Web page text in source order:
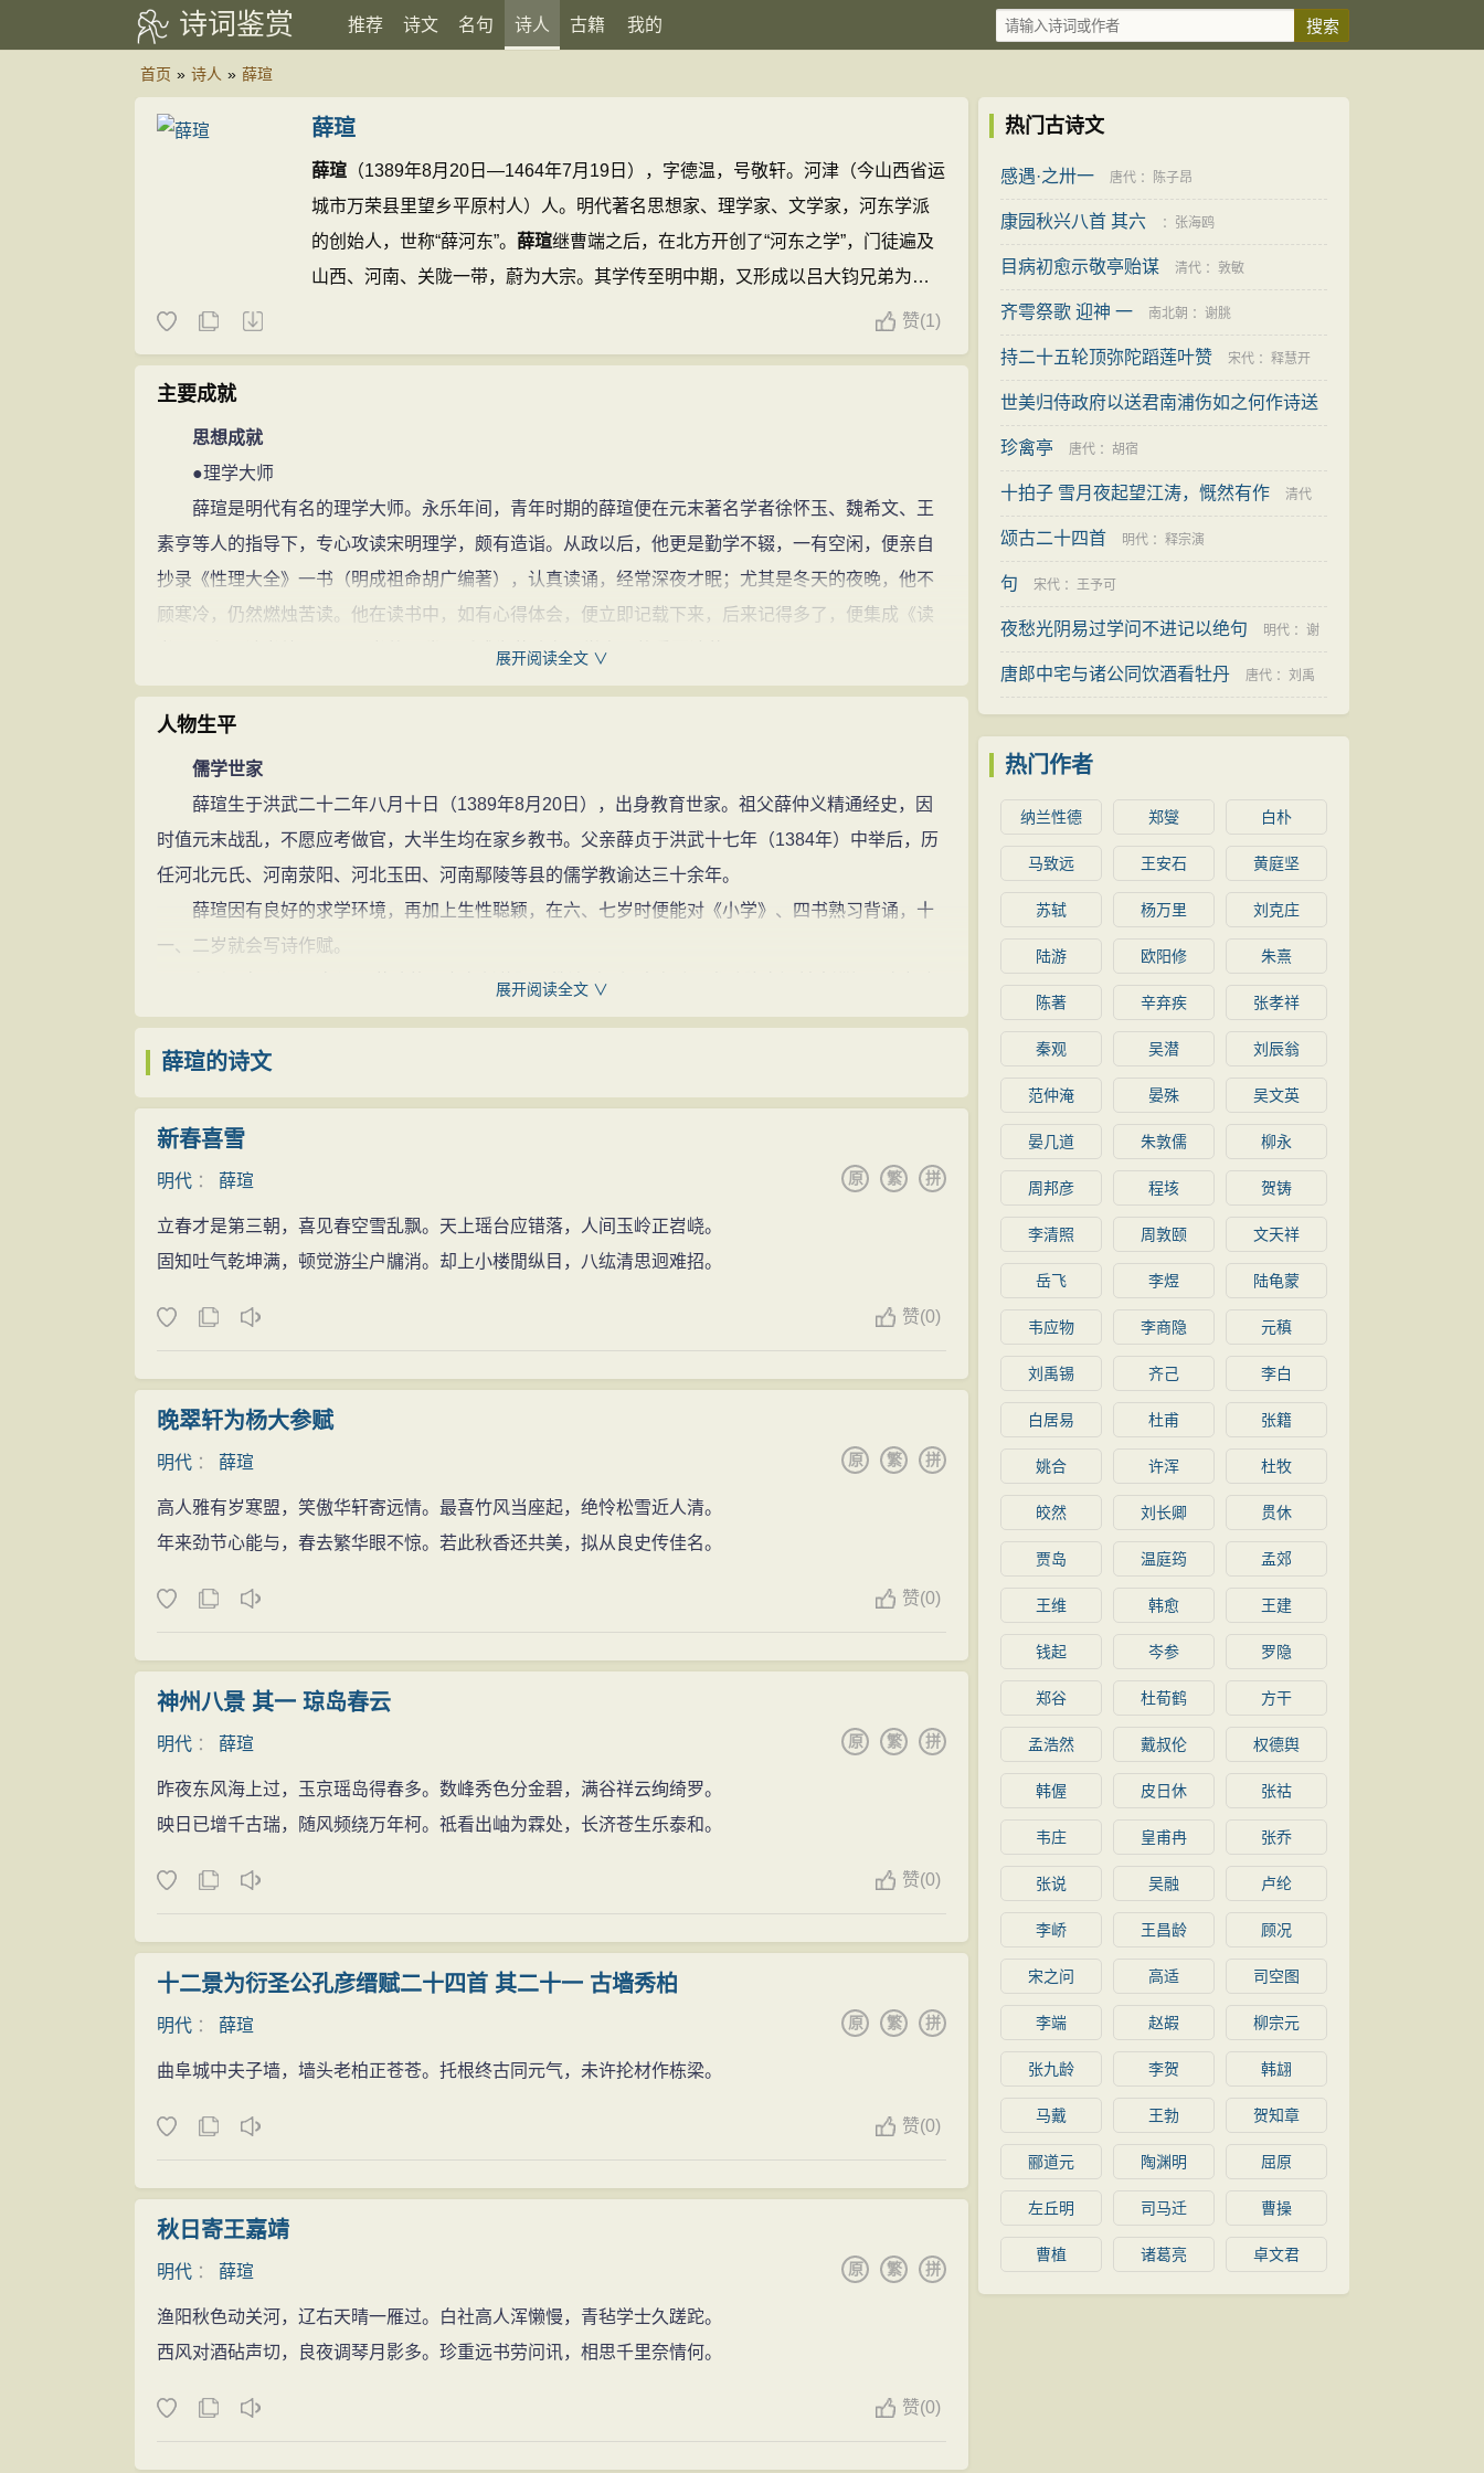
诗词鉴赏 推荐 诗文 名句 诗人 古籍 我的
首页 » 诗人 » 薛瑄
薛瑄
薛瑄 （1389年8月20日—1464年7月19日），字德温，号敬轩。河津（今山西省运
城市万荣县里望乡平原村人）人。明代著名思想家、理学家、文学家，河东学派
的创始人，世称“薛河东”。 薛瑄继曹端之后，在北方开创了“河东之学”，门徒遍及
山西、河南、关陇一带，蔚为大宗。其学传至明中期，又形成以吕大钧兄弟为主
的“关中之学”，其势“几与阳明中分其感”。清人视薛学为朱学传宗，称之为“明初理
赞(1)
主要成就
思想成就
●理学大师
薛瑄是明代有名的理学大师。永乐年间，青年时期的薛瑄便在元末著名学者徐怀玉、魏希文、王
素亨等人的指导下，专心攻读宋明理学，颇有造诣。从政以后，他更是勤学不辍，一有空闲，便亲自
抄录《性理大全》一书（明成祖命胡广编著），认真读诵，经常深夜才眠；尤其是冬天的夜晚，他不
顾寒冷，仍然燃烛苦读。他在读书中，如有心得体会，便立即记载下来，后来记得多了，便集成《读
书录》和《读书续录》，两书共23卷，后成为薛瑄在理学方面的重要论著。
薛瑄推崇程朱理学，在思想上总的是同程朱理学一脉相承的，但又并非程朱理学的简单延续，而
是进一步完善和发展了程朱理学。难能可贵的是，他在“理无穷，故圣人立言亦无穷”的思想指导下，弃
旧图新，提出了不少具有唯物主义思想倾向的观点，对明中叶兴起的理学唯物主义思潮起到了首倡和
先导作用。首先，他批判和改造了朱熹“理在气先”和“理、气决是二物”的唯心主义理气观，明确提出了
“理在气中，以气为本”的新观点。他反复强调：“理只在气中，决不可分先后。”（见《读书录》）“理与
气一时俱有，不可分先后；若无气，理定无止泊处。”同时，明确指出“理气决是二物”的说法是错误
的，他说：“理与气无间亦无息。”“理气浑然而无间，若截理气为二则非矣。”(以上均见《读书续录》)
他坚持气是构成宇宙万事万物最原始的物质本体的观点，他说：“天地间只一气。”“天地万物皆气聚而
予了丰富的内涵。他说：“人于‘实’之一字，当念念不忘，随时随处省察于言行居处应事接物之间，心
使一念一事皆出于实，斯有进德之地。”又说：“为学不在多言，亦顾务行如何耳!”他在强调行的重要性
的同时，也肯定了知对行的指导作用，如说：“知理而行者，如白昼观路分明而行，自无差错；不知理
而行者，如昏夜无所见而冥行，虽或偶有与路适合者，终未免有差也。”（以上均见《读书录》）由于
薛瑄力倡“实学”，并一生躬行实践，所以他的学说被时人称为“笃实践履之学”，他本人被誉为“实践之
儒”。
观念，本质上仍然是唯心主义的，但其中也不乏唯物主义观点。如就“性”的本源来说，朱熹认为“性”是
“复性”就是要恢复人的本然之善的天性；薛瑄却不然，他说“复性”就是要按理视、听、言、动。不难看
出，薛瑄的“复性”说，在很大程度上是对朱熹“复性”说的修正和完善。
●后世影响
薛瑄的学说对当时和后世的影响较大。他通过长期聚徒讲学，按照自己的思想体系，培养造就了
大量学者，创立了著称于史的河东学派。在之后的一个多世纪里，河东学派不断壮大，薛瑄弟子遍及
薛瑄继曹端之后，在北方开创了“河东之学”，门徒遍及山西、河南、关陇一带，蔚为大宗。其学传
宗，称之为“明初理学之冠”，“开明代道学之基”。高攀龙认为，有明一代，学脉有二：一是南方的阳明
之学，一是北方的薛瑄朱学。可见其影响之大。
文学成就
薛瑄是有素养的作家和诗人。他的文学作品有散文、杂文等260余篇，诗歌1570首，成就颇大。
对于诗文写作，他曾讲道：“凡诗文出于真情则工，昔人所谓出肺腑者是也。故凡作诗文，皆以真情为
作方法上，他主张要条理明白，要注重修辞，把文章写得言简意赅；他还强调，有了高深的涵养，高
薛瑄的散文、杂文大体可分为游记、随感、对友人题赠以及寓言故事等。在写作上大都结构严
整，行文流畅，格调清新，寓意深刻。如《游龙门记》叙述简洁明快，写景绘声绘色，给人以身临其
境之感，被称为明代散文佳作，上世纪60年代曾被选入中学课本。《退思亭记》《车窗记》都是触景
(物)生情，有感而发，在揭露贪污受贿、败坏法纪等劣行的同时，不忘奉劝世人和勉励自己勤廉从政、
薛瑄很爱写诗，凡行旅、登临、居住、怀古、读书、会友、赠别等，多有诗歌问世。对薛瑄的
有陶（陶渊明）韦（韦应物）之风。盖有德有言，瑄足当之。”薛诗中不乏名篇、警句，如“天连巫峡常
多雨，江过浔阳始上潮。”（《沅州杂诗》）、“庶官务割剥，不念远人穷。”（《有感》）、“夜深风雪
响侵门，绣被熏来睡正温；忽念中林有樵者，独惭余暖未能分。”（《泸溪冬夜》）、“宦情似水年来
淡，乡思如旌日自悬。”、“彤闱紫阁如天上，依旧清汾数顷田。”（见《舟中赋》）。薛瑄的诗意境优
美，形象生动，爱民之心，辞官之愿，跃然纸上，备受赞赏。
展开阅读全文 ∨
人物生平
儒学世家
薛瑄生于洪武二十二年八月十日（1389年8月20日），出身教育世家。祖父薛仲义精通经史，因
时值元末战乱，不愿应考做官，大半生均在家乡教书。父亲薛贞于洪武十七年（1384年）中举后，历
任河北元氏、河南荥阳、河北玉田、河南鄢陵等县的儒学教谕达三十余年。
薛瑄因有良好的求学环境，再加上生性聪颖，在六、七岁时便能对《小学》、四书熟习背诵，十
一、二岁就会写诗作赋。
永乐元年（1403年），薛瑄的父亲在任荥阳县教谕时，河南布政司参政陈宗问前来巡视，在船上
偶有感触，随口吟出“绿水无忧风皱面”，但一时想不出对句，便求教于在场官吏，结果无一人能够对得
上来。父亲回家将此事告诉薛瑄，他稍加思索便道出“青山不老雪白头”。陈宗问得知后，颇感惊奇，便
永乐十七年（1419年），薛瑄的父亲改任鄢陵县教谕。年近三十岁的他仍然随父亲求学。不过这
但事有蹊跷，按照当时规定，凡教谕所在县长期无人能考上举人、贡生时，就要将其充发到边远地区
服役。出于无奈，薛瑄只得听从父命，于次年八月参加了河南全省乡试，考中了庚子头名解元；翌
年，又赴京师参加了全国会试，登甲榜赐进士及第。从此便开始了他的从政生涯。
“光明俊伟”的清官。
监察御史，并监湖广银场。湖广银场即沅州银场，辖湘西十余县二十多处银矿，有民夫五十余万人。
这里多年管理混乱，贪污成风，亟待整治。薛瑄初上任时，深知肩负责任重大，便以唐诗“此乡多宝
玉，切莫厌清贫”自警。他轮流驻于沅州、辰溪和泸溪等处，往复巡视，明察暗访，承办要案，特别是
不屈王振
政的王振，为了达到结党营私、培植亲信的目的，很快便派人向薛瑄赠送礼物并约请相见，但都被薛
瑄托辞谢绝。朝中重臣杨士奇等见薛瑄性情耿直，恐被王振怪罪，都屡次劝他前往王府道谢。而他却
正色回答道：“安有受爵公朝，谢恩私室之理？吾不为耶！”不仅如此，群臣到东阁议事，公卿们见了王
校尉王山私通，两人想马上成亲，但军官的大老婆贺氏以三年守孝期未满为由，从中阻拦。结果引起
两人不满。王山便唆使那军官的小老婆状告贺氏，说她用妖术闷死了自己的丈夫。于是由锦衣卫将贺
氏扣押立案，由都察院御史狱审讯判成死罪。薛瑄发现其中有冤，多次要求经办此案的监察御史复查
平反，但那些人都因害怕得罪王振而借故推诿，只好又转交刑部议处。待刑部查清确属冤案后，薛瑄
《周易》在专心致志地诵读。通政史李锡知道后赞叹说：“真铁汉也!”午门会审时，由王文主审提问，
薛瑄当即义正词严地斥责他说：“你身为御史长官，自当迥避，安能问我!”羞得王文无言答对。薛瑄蒙
冤，震动朝野，就连王振的老仆人也为之痛哭不已。王振见众怒难犯，只好作出退让。后经兵部尚书
王伟等上抗疏申救，才免了薛瑄死罪，将他削官为民，放回故里。时过七年，也就是正统十四年
（1449年），这一冤案才得以平反。
为民请命
展开阅读全文 ∨
薛瑄的诗文
新春喜雪
明代 ： 薛瑄 拼
繁
原
立春才是第三朝，喜见春空雪乱飘。天上瑶台应错落，人间玉岭正岧峣。
固知吐气乾坤满，顿觉游尘户牖消。却上小楼閒纵目，八纮清思迥难招。
赞(0)
晚翠轩为杨大参赋
明代 ： 薛瑄 拼
繁
原
高人雅有岁寒盟，笑傲华轩寄远情。最喜竹风当座起，绝怜松雪近人清。
年来劲节心能与，春去繁华眼不惊。若此秋香还共美，拟从良史传佳名。
赞(0)
神州八景 其一 琼岛春云
明代 ： 薛瑄 拼
繁
原
昨夜东风海上过，玉京瑶岛得春多。数峰秀色分金碧，满谷祥云绚绮罗。
映日已增千古瑞，随风频绕万年柯。祗看出岫为霖处，长济苍生乐泰和。
赞(0)
十二景为衍圣公孔彦缙赋二十四首 其二十一 古墙秀柏
明代 ： 薛瑄 拼
繁
原
曲阜城中夫子墙，墙头老柏正苍苍。托根终古同元气，未许抡材作栋梁。
赞(0)
秋日寄王嘉靖
明代 ： 薛瑄 拼
繁
原
渔阳秋色动关河，辽右天晴一雁过。白社高人浑懒慢，青毡学士久蹉跎。
西风对酒砧声切，良夜调琴月影多。珍重远书劳问讯，相思千里奈情何。
赞(0)
热门古诗文
感遇·之卅一 唐代 ： 陈子昂
康园秋兴八首 其六 ： 张海鸥
目病初愈示敬亭贻谋 清代 ： 敦敏
齐雩祭歌 迎神 一 南北朝 ： 谢朓
持二十五轮顶弥陀蹈莲叶赞 宋代 ： 释慧开
世美归侍政府以送君南浦伤如之何作诗送
之 其八 南北朝：邹浩
珍禽亭 唐代 ： 胡宿
十拍子 雪月夜起望江涛，慨然有作 清代
：易顺鼎
颂古二十四首 明代 ： 释宗演
句 宋代 ： 王予可
夜愁光阴易过学问不进记以绝句 明代 ： 谢
复
唐郎中宅与诸公同饮酒看牡丹 唐代 ： 刘禹
热门作者
纳兰性德 郑燮 白朴
马致远 王安石 黄庭坚
苏轼 杨万里 刘克庄
陆游 欧阳修 朱熹
陈著 辛弃疾 张孝祥
秦观 吴潜 刘辰翁
范仲淹 晏殊 吴文英
晏几道 朱敦儒 柳永
周邦彦 程垓 贺铸
李清照 周敦颐 文天祥
岳飞 李煜 陆龟蒙
韦应物 李商隐 元稹
刘禹锡 齐己 李白
白居易 杜甫 张籍
姚合 许浑 杜牧
皎然 刘长卿 贯休
贾岛 温庭筠 孟郊
王维 韩愈 王建
钱起 岑参 罗隐
郑谷 杜荀鹤 方干
孟浩然 戴叔伦 权德舆
韩偓 皮日休 张祜
韦庄 皇甫冉 张乔
张说 吴融 卢纶
李峤 王昌龄 顾况
宋之问 高适 司空图
李端 赵嘏 柳宗元
张九龄 李贺 韩翃
马戴 王勃 贺知章
郦道元 陶渊明 屈原
左丘明 司马迁 曹操
曹植 诸葛亮 卓文君